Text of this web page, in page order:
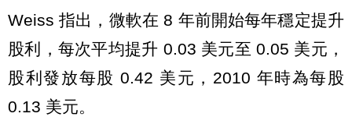
Weiss 指出，微軟在 8 年前開始每年穩定提升
股利，每次平均提升 0.03 美元至 0.05 美元，
股利發放每股 0.42 美元，2010 年時為每股
0.13 美元。